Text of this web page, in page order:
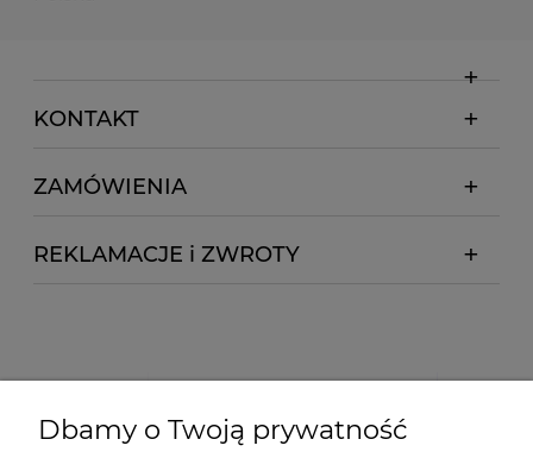
KONTAKT
ZAMÓWIENIA
REKLAMACJE i ZWROTY
Dbamy o Twoją prywatność